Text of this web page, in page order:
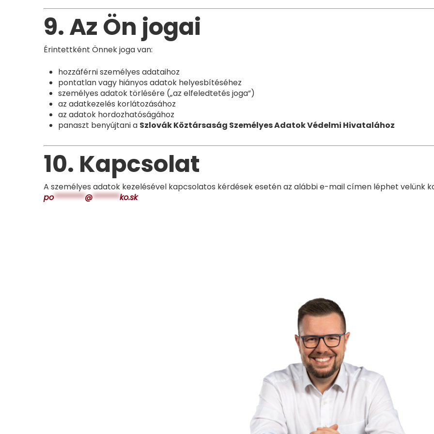
9. Az Ön jogai
Érintettként Önnek joga van:
hozzáférni személyes adataihoz
pontatlan vagy hiányos adatok helyesbítéséhez
személyes adatok törlésére („az elfeledtetés joga”)
az adatkezelés korlátozásához
az adatok hordozhatóságához
panaszt benyújtani a Szlovák Köztársaság Személyes Adatok Védelmi Hivatalához
10. Kapcsolat
A személyes adatok kezelésével kapcsolatos kérdések esetén az alábbi e-mail címen léphet velünk
po********@*******ko.sk